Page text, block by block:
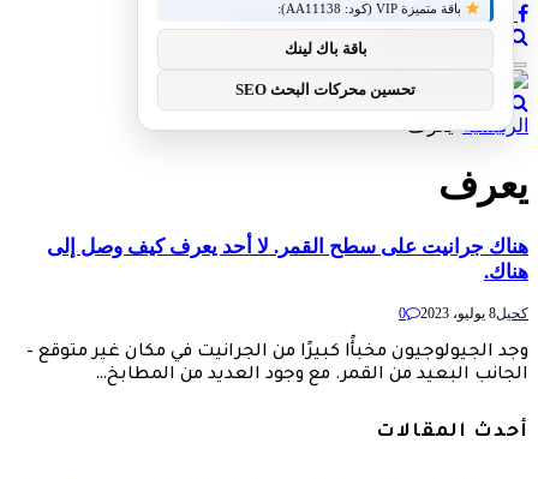
فيسبوك X (Twitter)
الانستغرام
منصة اشراق لنك
الرئيسية»يعرف
يعرف
هناك جرانيت على سطح القمر. لا أحد يعرف كيف وصل إلى
هناك.
كحيل8 يوليو، 2023 0
وجد الجيولوجيون مخبأًا كبيرًا من الجرانيت في مكان غير متوقع –
الجانب البعيد من القمر. مع وجود العديد من المطابخ…
أحدث المقالات
باقة متميزة VIP (كود: AA11138):
باقة باك لينك
تحسين محركات البحث SEO